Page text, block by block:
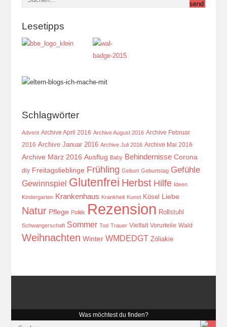
Lesetipps
Schlagwörter
Advent Archive April 2016 Archive August 2016 Archive Februar
2016 Archive Januar 2016 Archive Juli 2016 Archive Mai 2016
Archive März 2016 Ausflug Baby Behindernisse Corona
diy Freitagslieblinge Frühling Geburt Geburtstag Gefühle
Gewinnspiel Glutenfrei Herbst Hilfe Ideen
Kindergarten Krankenhaus Krankheit Kunst Kösel Liebe
Natur Pflege Politik Rezension Rollstuhl
Schwangerschaft Sommer Tod Trauer Vielfalt Vorurteile Wald
Weihnachten Winter WMDEDGT Zöliakie
Was möchtest du finden?